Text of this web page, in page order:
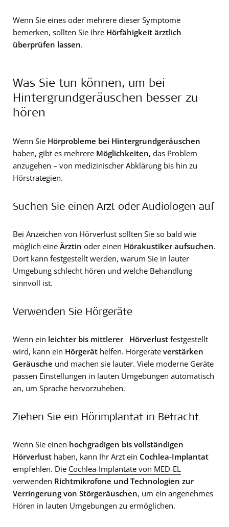
Wenn Sie eines oder mehrere dieser Symptome
bemerken, sollten Sie Ihre Hörfähigkeit ärztlich
überprüfen lassen.
Was Sie tun können, um bei
Hintergrundgeräuschen besser zu
hören
Wenn Sie Hörprobleme bei Hintergrundgeräuschen
haben, gibt es mehrere Möglichkeiten, das Problem
anzugehen – von medizinischer Abklärung bis hin zu
Hörstrategien.
Suchen Sie einen Arzt oder Audiologen auf
Bei Anzeichen von Hörverlust sollten Sie so bald wie
möglich eine Ärztin oder einen Hörakustiker aufsuchen.
Dort kann festgestellt werden, warum Sie in lauter
Umgebung schlecht hören und welche Behandlung
sinnvoll ist.
Verwenden Sie Hörgeräte
Wenn ein leichter bis mittlerer Hörverlust festgestellt
wird, kann ein Hörgerät helfen. Hörgeräte verstärken
Geräusche und machen sie lauter. Viele moderne Geräte
passen Einstellungen in lauten Umgebungen automatisch
an, um Sprache hervorzuheben.
Ziehen Sie ein Hörimplantat in Betracht
Wenn Sie einen hochgradigen bis vollständigen
Hörverlust haben, kann Ihr Arzt ein Cochlea-Implantat
empfehlen. Die Cochlea-Implantate von MED-EL
verwenden Richtmikrofone und Technologien zur
Verringerung von Störgeräuschen, um ein angenehmes
Hören in lauten Umgebungen zu ermöglichen.